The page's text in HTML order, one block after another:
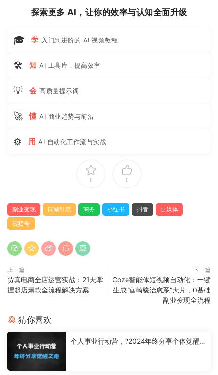
探索更多 AI，让你的效率与认知全面升级
🎓 学 入门到进阶的 AI 视频教程
🛠 知 AI 工具库，提高效率
💡 会 高质量提示词
🚀 懂 AI 商业趋势与前沿
⚙ 用 AI 自动化工作流与实战
0 0
副业变现 同城引流 商务 小红书 抖音
自媒体
视频号
上一篇
贾真电商全店运营实战：21天掌
握起店爆款全流程解决方案
下一篇
Coze智能体短视频自动化：一键
生成“宫崎骏治愈系”大片，0基础
副业变现全流程
猜你喜欢
个人事业行动营，?2024年终分享个体觉醒